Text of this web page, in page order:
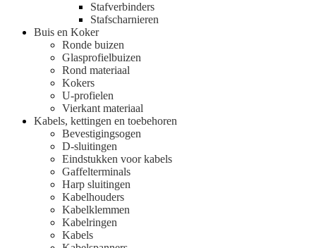
Stafverbinders
Stafscharnieren
Buis en Koker
Ronde buizen
Glasprofielbuizen
Rond materiaal
Kokers
U-profielen
Vierkant materiaal
Kabels, kettingen en toebehoren
Bevestigingsogen
D-sluitingen
Eindstukken voor kabels
Gaffelterminals
Harp sluitingen
Kabelhouders
Kabelklemmen
Kabelringen
Kabels